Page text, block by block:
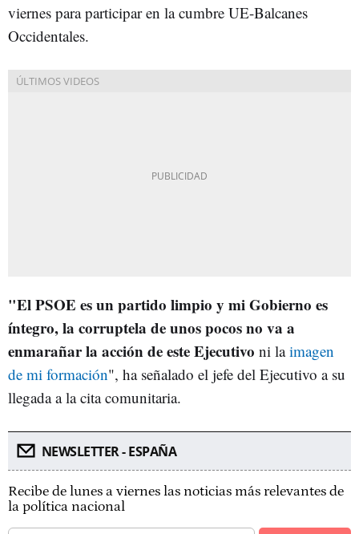
viernes para participar en la cumbre UE-Balcanes
Occidentales.
"El PSOE es un partido limpio y mi Gobierno es
íntegro, la corruptela de unos pocos no va a
enmarañar la acción de este Ejecutivo ni laimagen
de mi formación", ha señalado el jefe del Ejecutivo a su
llegada a la cita comunitaria.
NEWSLETTER - ESPAÑA
Recibe de lunes a viernes las noticias más relevantes de
la política nacional